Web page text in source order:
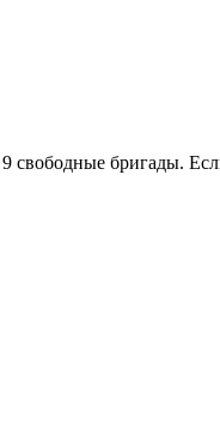
свободные бригады.